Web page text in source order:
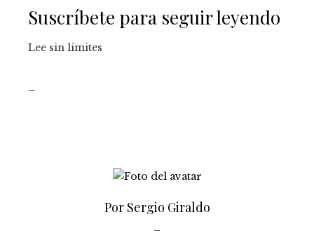
Suscríbete para seguir leyendo
Lee sin límites
Por Sergio Giraldo